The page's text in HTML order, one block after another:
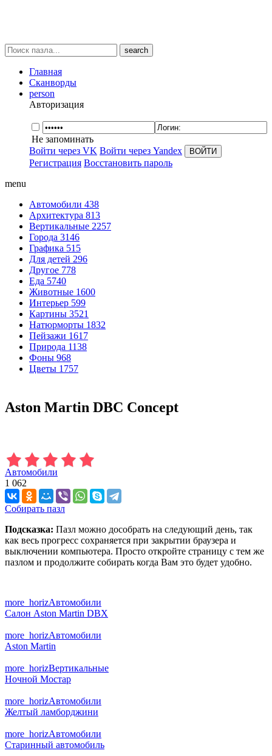
search
Главная
Сканворды
person
Авторизация
Не запоминать
Войти через VK Войти через Yandex
Регистрация Восстановить пароль
menu
Автомобили 438
Архитектура 813
Вертикальные 2257
Города 3146
Графика 515
Для детей 296
Другое 778
Еда 5740
Животные 1600
Интерьер 599
Картины 3521
Натюрморты 1832
Пейзажи 1617
Природа 1138
Фоны 968
Цветы 1757
Aston Martin DBC Concept
Автомобили
1 062
Собирать пазл
Подсказка: Пазл можно дособрать на следующий день, так
как весь прогресс сохраняется при закрытии браузера и
выключении компьютера. Просто откройте страницу с тем же
пазлом и продолжите собирать когда Вам это будет удобно.
more_horizАвтомобили
Салон Aston Martin DBX
more_horizАвтомобили
Aston Martin
more_horizВертикальные
Ночной Мостар
more_horizАвтомобили
Желтый ламборджини
more_horizАвтомобили
Старинный автомобиль